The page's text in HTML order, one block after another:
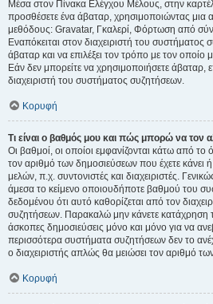
Μέσα στον Πίνακα Ελέγχου Μέλους, στην
προσθέσετε ένα άβαταρ, χρησιμοποιώντας μια
μεθόδους: Gravatar, Γκαλερί, Φόρτωση από
Εναπόκειται στον διαχειριστή του συστήματος
άβαταρ και να επιλέξει τον τρόπο με τον οποίο
Εάν δεν μπορείτε να χρησιμοποιήσετε άβαταρ,
διαχειριστή του συστήματος συζητήσεων.
Κορυφή
Τι είναι ο βαθμός μου και πώς μπορώ να τον
Οι βαθμοί, οι οποίοι εμφανίζονται κάτω από
τον αριθμό των δημοσιεύσεων που έχετε κάνει
μελών, π.χ. συντονιστές και διαχειριστές.
άμεσα το κείμενο οποιουδήποτε βαθμού του
δεδομένου ότι αυτό καθορίζεται από τον
συζητήσεων. Παρακαλώ μην κάνετε κατάχρηση
άσκοπες δημοσιεύσεις μόνο και μόνο για να
περισσότερα συστήματα συζητήσεων δεν το
ο διαχειριστής απλώς θα μειώσει τον αριθμό
Κορυφή